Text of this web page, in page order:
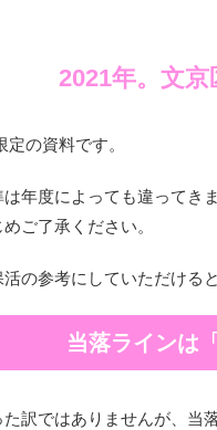
2021年。文京
の資料です。
年度によっても違ってき
ご了承ください。
の参考にしていただけると
当落ラインは
訳ではありませんが、当